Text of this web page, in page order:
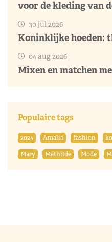
voor de kleding van
30 jul 2026
Koninklijke hoeden:
04 aug 2026
Mixen en matchen
Populaire tags
2024 Amalia fashion
Mary
Mathilde Mode